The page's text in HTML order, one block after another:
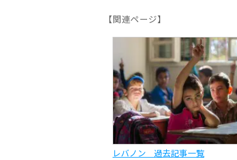
【関連ページ】
レバノン 過去記事一覧